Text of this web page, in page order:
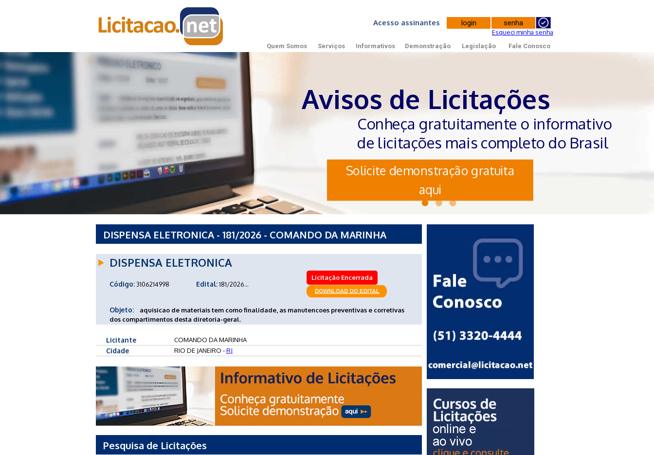
Acesso assinantes
Esqueci minha senha
Quem Somos Serviços Informativos Demonstração Legislação Fale Conosco
Avisos de Licitações
Conheça gratuitamente o informativo
de licitações mais completo do Brasil
Solicite demonstração gratuita
aqui
DISPENSA ELETRONICA - 181/2026 - COMANDO DA MARINHA
DISPENSA ELETRONICA
Código:3106214998 Edital:181/2026...
Licitação Encerrada
Objeto:
aquisicao de materiais tem como finalidade, as manutencoes preventivas e corretivas
dos compartimentos desta diretoria-geral.
Licitante COMANDO DA MARINHA
Cidade RIO DE JANEIRO -RJ
Pesquisa de Licitações